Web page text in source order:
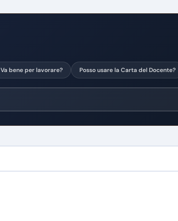
Va bene per lavorare? Posso usare la Carta del Docente?